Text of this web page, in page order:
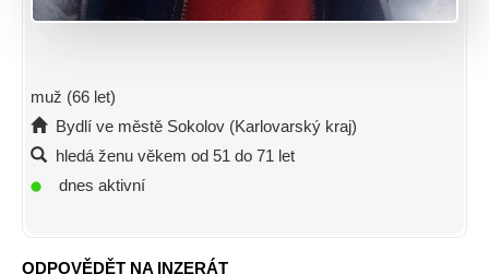
muž (66 let)
Bydlí ve městě Sokolov (Karlovarský kraj)
hledá ženu věkem od 51 do 71 let
dnes aktivní
ODPOVĚDĚT NA INZERÁT